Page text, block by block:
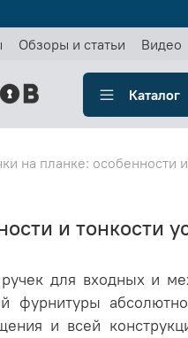
Обзоры и статьи Видео
Каталог
на планке: особенности
и тонкости
для входных и
фурнитуры
и всей